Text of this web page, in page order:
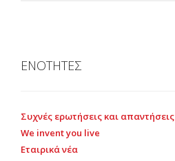
ΕΝΟΤΗΤΕΣ
Συχνές ερωτήσεις και απαντήσεις
We invent you live
Εταιρικά νέα